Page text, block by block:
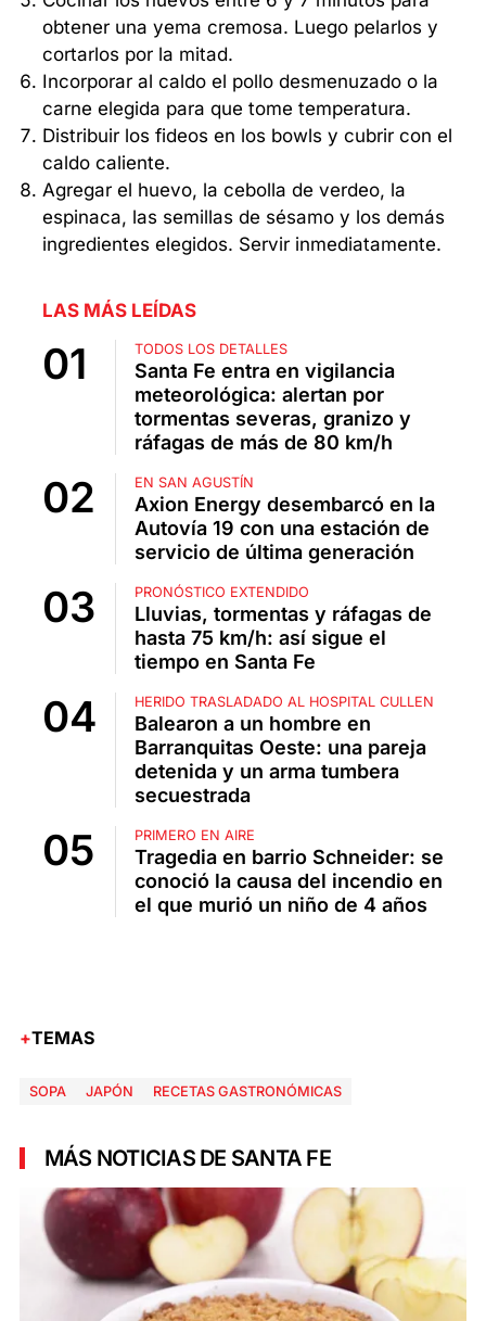
obtener una yema cremosa. Luego pelarlos y
cortarlos por la mitad.
Incorporar al caldo el pollo desmenuzado o la
carne elegida para que tome temperatura.
Distribuir los fideos en los bowls y cubrir con el
caldo caliente.
Agregar el huevo, la cebolla de verdeo, la
espinaca, las semillas de sésamo y los demás
ingredientes elegidos. Servir inmediatamente.
LAS MÁS LEÍDAS
TODOS LOS DETALLES
Santa Fe entra en vigilancia
meteorológica: alertan por
tormentas severas, granizo y
ráfagas de más de 80 km/h
EN SAN AGUSTÍN
Axion Energy desembarcó en la
Autovía 19 con una estación de
servicio de última generación
PRONÓSTICO EXTENDIDO
Lluvias, tormentas y ráfagas de
hasta 75 km/h: así sigue el
tiempo en Santa Fe
HERIDO TRASLADADO AL HOSPITAL CULLEN
Balearon a un hombre en
Barranquitas Oeste: una pareja
detenida y un arma tumbera
secuestrada
PRIMERO EN AIRE
Tragedia en barrio Schneider: se
conoció la causa del incendio en
el que murió un niño de 4 años
TEMAS
SOPA JAPÓN RECETAS GASTRONÓMICAS
MÁS NOTICIAS DE SANTA FE